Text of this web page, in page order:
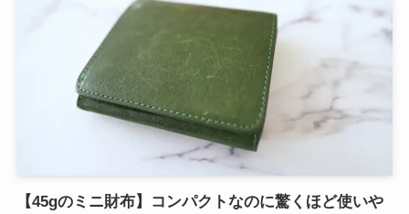
【45gのミニ財布】コンパクトなのに驚くほど使いや